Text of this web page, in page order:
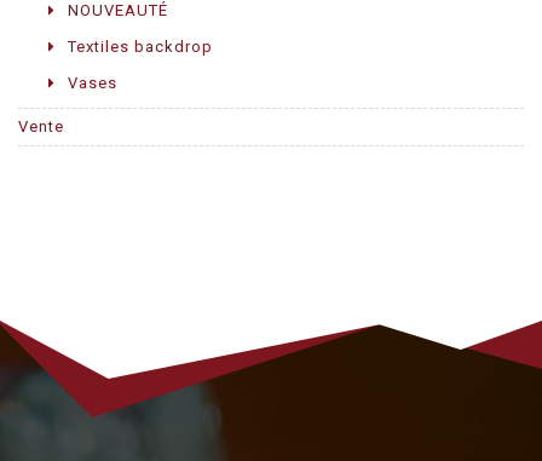
NOUVEAUTÉ
Textiles backdrop
Vases
Vente